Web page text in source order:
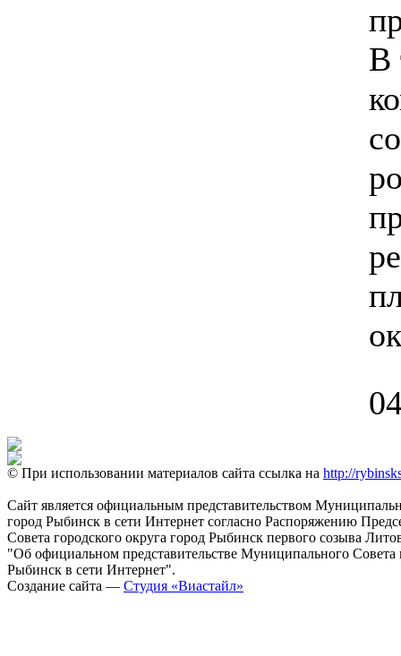
В
© При использовании материалов сайта ссылка на http://
Сайт является официальным представительством
город Рыбинск в сети Интернет согласно Распоряжению
Совета городского округа город Рыбинск первого созыва
"Об официальном представительстве Муниципального Совета
Рыбинск в сети Интернет".
Создание сайта — Студия «Виастайл»